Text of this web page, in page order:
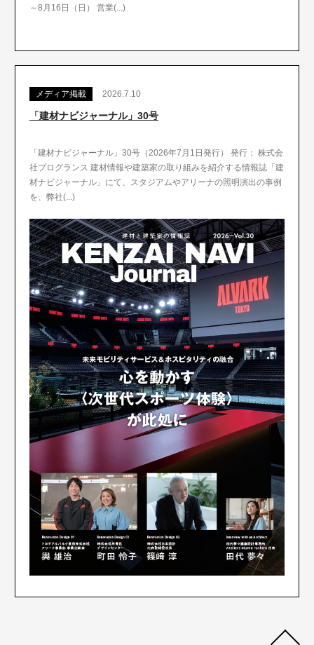
～8月16日（日） 営業(...)
メディア掲載 2026.7.10
「建材ナビジャーナル」30号
「建材ナビジャーナル」30号（2026年7月1日発行） 発行： 株式会
社プログランス 建材情報や建築家の取り組みを紹介する情報誌「建
材ナビジャーナル」にて、スタジアムやアリーナの照明演出の事例
を、弊社(...)